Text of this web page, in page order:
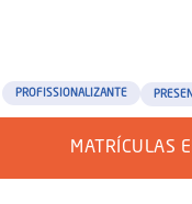
PROFISSIONALIZANTE
MATRÍCULAS